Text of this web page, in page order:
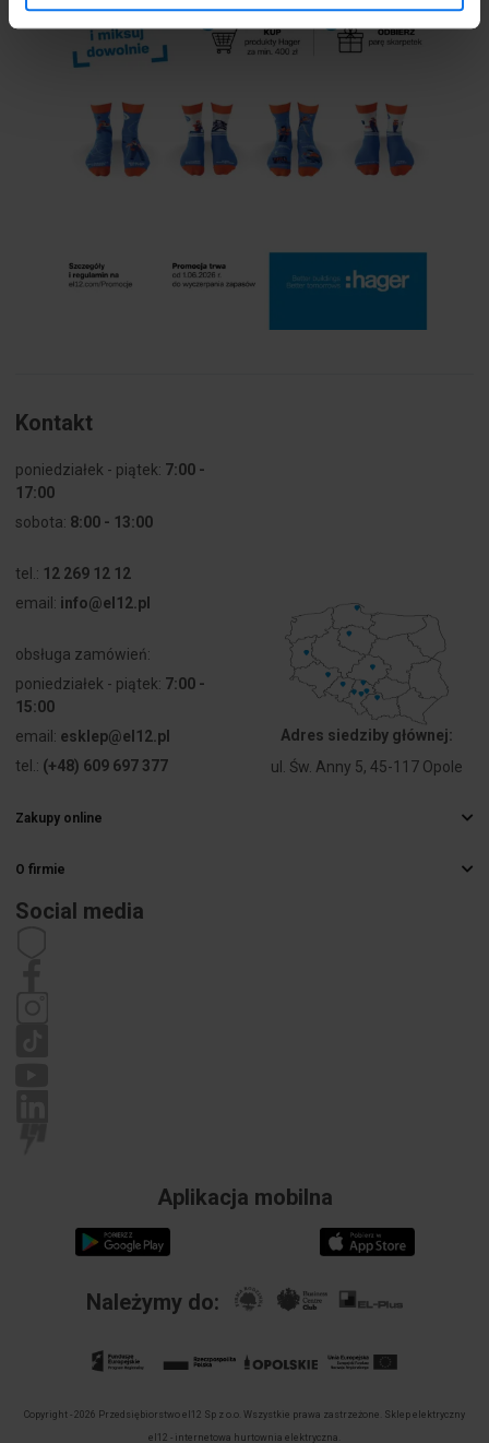
Kontakt
poniedziałek - piątek: 7:00 -
17:00
sobota: 8:00 - 13:00
tel.: 12 269 12 12
email: info@el12.pl
obsługa zamówień:
poniedziałek - piątek: 7:00 -
15:00
email: esklep@el12.pl
tel.: (+48) 609 697 377
Adres siedziby głównej:
ul. Św. Anny 5, 45-117 Opole
Zakupy online
Sposoby dostawy
Płatności
O firmie
Kariera
Social media
Aplikacja mobilna
Należymy do:
Copyright - 2026 Przedsiębiorstwo el12 Sp z o.o. Wszystkie prawa zastrzeżone. Sklep elektryczny
el12 - internetowa hurtownia elektryczna.